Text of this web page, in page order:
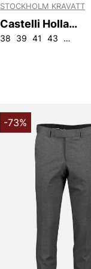
STOCKHOLM KRAVATT
Castelli Holland Reg
38 39 41 43 44
-73%